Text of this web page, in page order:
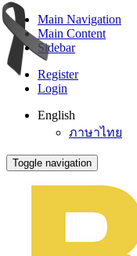
Main Navigation
Main Content
Sidebar
Register
Login
English
ภาษาไทย
Toggle navigation